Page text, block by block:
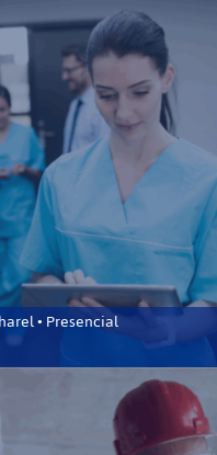
• Presencial